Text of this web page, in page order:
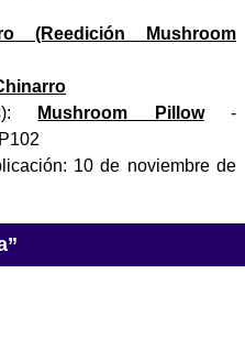
(Reedición Mushroom
Mushroom Pillow-
10 de noviembre de